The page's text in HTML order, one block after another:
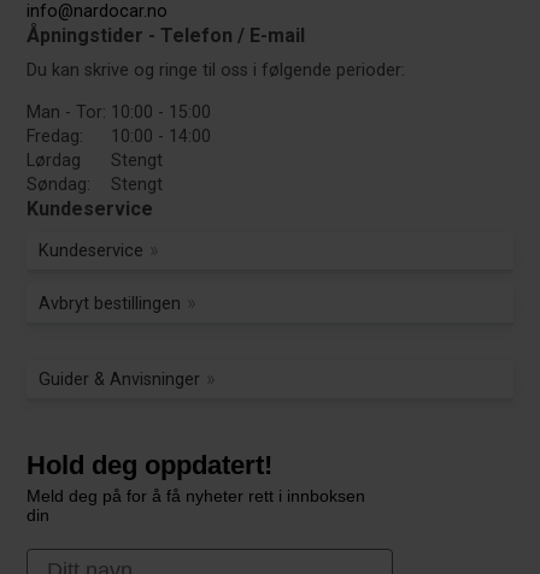
info@nardocar.no
Åpningstider - Telefon / E-mail
Du kan skrive og ringe til oss i følgende perioder:
Man - Tor: 10:00 - 15:00
Fredag:
10:00 - 14:00
Lørdag
Stengt
Søndag:
Stengt
Kundeservice
Kundeservice
Avbryt bestillingen
Guider & Anvisninger
Hold deg oppdatert!
Meld deg på for å få nyheter rett i innboksen
din
First Name